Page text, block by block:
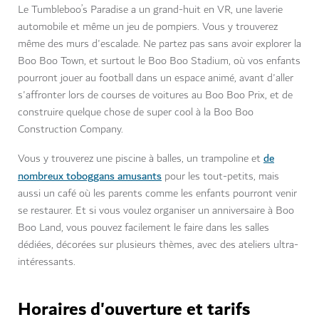
Le Tumbleboo’s Paradise a un grand-huit en VR, une laverie
automobile et même un jeu de pompiers. Vous y trouverez
même des murs d'escalade. Ne partez pas sans avoir explorer la
Boo Boo Town, et surtout le Boo Boo Stadium, où vos enfants
pourront jouer au football dans un espace animé, avant d'aller
s'affronter lors de courses de voitures au Boo Boo Prix, et de
construire quelque chose de super cool à la Boo Boo
Construction Company.
Vous y trouverez une piscine à balles, un trampoline etde
nombreux toboggans amusants pour les tout-petits, mais
aussi un café où les parents comme les enfants pourront venir
se restaurer. Et si vous voulez organiser un anniversaire à Boo
Boo Land, vous pouvez facilement le faire dans les salles
dédiées, décorées sur plusieurs thèmes, avec des ateliers ultra-
intéressants.
Horaires d'ouverture et tarifs